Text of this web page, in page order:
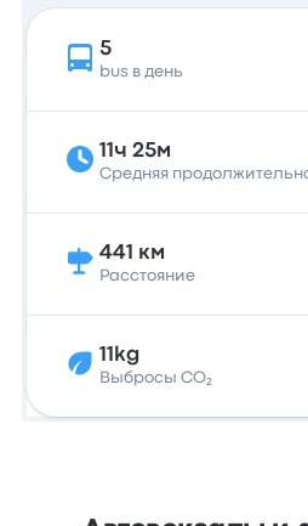
5
bus в день
11ч 25м
Средняя
441 км
Расстояние
11kg
Выбросы CO₂